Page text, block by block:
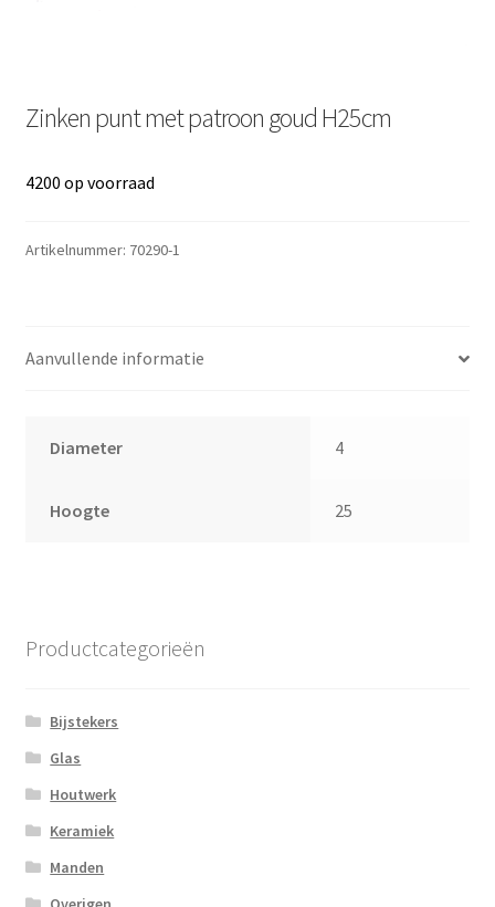
Zinken punt met patroon goud H25cm
4200 op voorraad
Artikelnummer: 70290-1
Aanvullende informatie
Diameter 4
Hoogte 25
Productcategorieën
Bijstekers
Glas
Houtwerk
Keramiek
Manden